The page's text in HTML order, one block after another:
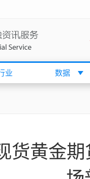
业 数据
货黄金